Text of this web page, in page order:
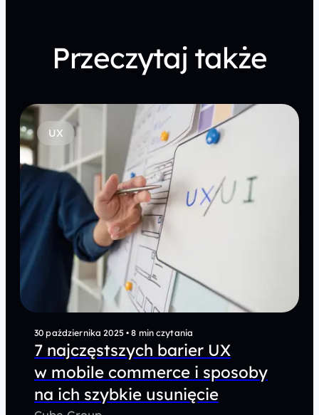
Przeczytaj także
UX
30 października 2025 • 8 min czytania
7 najczęstszych barier UX
w mobile commerce i sposoby
na ich szybkie usunięcie